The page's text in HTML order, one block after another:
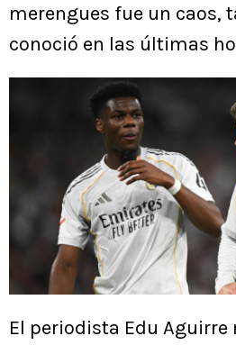
merengues fue un caos,
conoció en las últimas
El periodista Edu Aguirre